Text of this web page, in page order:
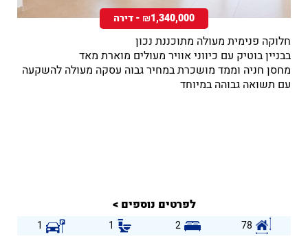
₪1,340,000 - דירה
חלוקה פנימית מעולה מתוכננת נכון
בבניין בוטיק עם כיווני אוויר מעולים מוארת מאד
מחסן חניה וממד מושכרת במחיר גבוה עסקה מעולה להשקעה
עם תשואה גבוהה במיוחד
לפרטים נוספים >
78
2
1
1